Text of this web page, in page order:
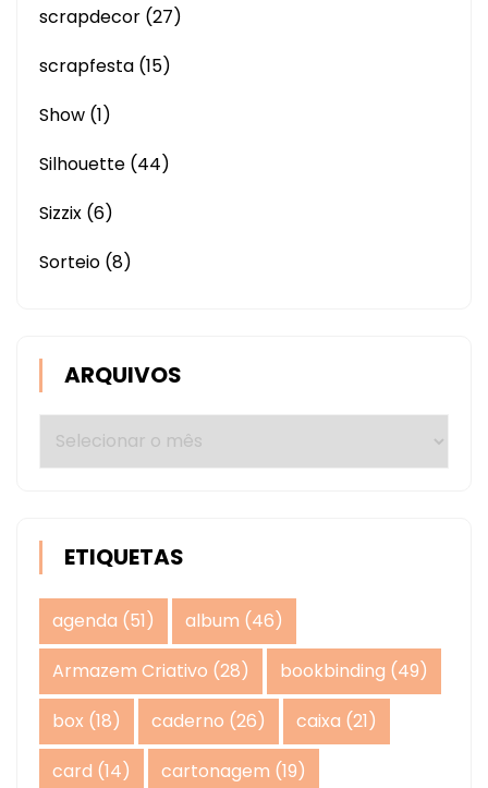
scrapdecor (27)
scrapfesta (15)
Show (1)
Silhouette (44)
Sizzix (6)
Sorteio (8)
ARQUIVOS
Arquivos
ETIQUETAS
agenda (51) album (46)
Armazem Criativo (28) bookbinding (49)
box (18) caderno (26) caixa (21)
card (14) cartonagem (19)